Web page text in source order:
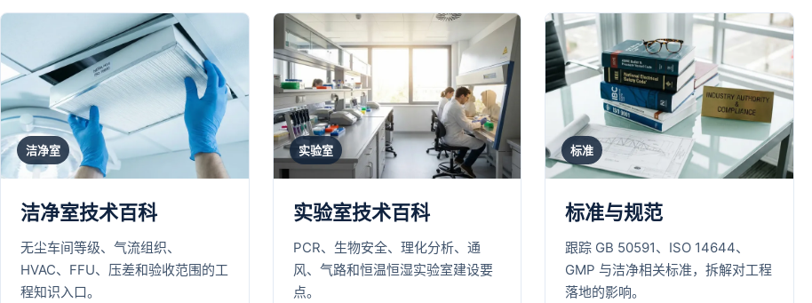
洁净室
洁净室技术百科
无尘车间等级、气流组织、
HVAC、FFU、压差和验收范围的工
程知识入口。
实验室
实验室技术百科
PCR、生物安全、理化分析、通
风、气路和恒温恒湿实验室建设要
点。
标准
标准与规范
跟踪 GB 50591、ISO 14644、
GMP 与洁净相关标准，拆解对工程
落地的影响。